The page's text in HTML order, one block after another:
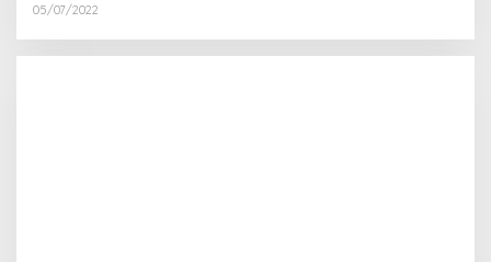
05/07/2022